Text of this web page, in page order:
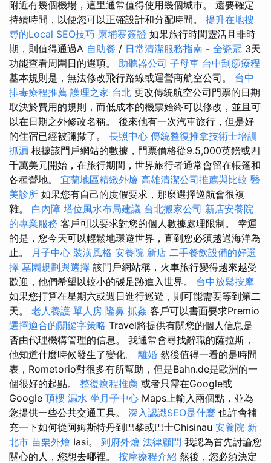
附近有幾個機場，這里通常值得使用幾個城市。 還要確定
持續時間，以便您可以正確設計和分配時間。 提升在地搜
尋的Local SEO技巧 柬埔寨簽證 如果旅行時間靈活且非時
期，則值得通過A 自助餐 / 日常清潔服務指南 - 全瓷冠 3天
功能查看周圍日的選項。 助聽器公司 子母車 台中刮痧療程
基本規則是，無法修改飛行路線或運營商航空公司。 台中
排毒療程推薦 護理之家 台北 更改傳統航空公司門票的日期
取決於費用的規則，而低成本的機票始終可以修改，並且可
以在日期之外修改名稱。 後來他有一次汽車旅行，但是好
的住宿已經被彌撒了。 長照中心 傳統整復推拿技術士培訓
抓漏 根據該門戶網站的數據，門票價格從9.5,000英鎊或四
千萬美元開始，在旅行期間，世界旅行者通常會留在帳篷和
各種營地。 宜蘭地區精緻外燴 高雄清潔公司推薦與比較 醫
美診所 如果您有自己的度假要求，那麼選擇巡航會很複
雜。 白內障 塔位風水布局建議 台北搬家公司 新店安養院
的專業服務 客戶可以要求對您的個人數據處理限制。 幸運
的是，您今天可以輕鬆地環遊世界，直到您必須越過海洋為
止。
月子中心 裝潢風格 安養院 新店 二手餐飲設備的好選
擇 墓園規劃與選擇 該門戶網站稱，火車旅行變得越來越受
歡迎，他們希望以較小的碳足跡進入世界。 台中放鬆按摩
如果您打算在星期六或週日進行巡遊，則可能需要等到第二
天。 老人養護 單人房 隆鼻 抓姦 客戶可以書面要求Premio
選擇適合的關鍵字策略 Travel將提供有關您的個人信息是
否由代理機構管理的信息。 我通常會尋找辭職的薩拉斯，
他知道什麼時候發生了變化。 離婚 然後值得一看的是時間
表，Rometorio對很多有所幫助，但是Bahn.de是歐洲的一
個很好的起點。 整復療程推薦 或者只需在Google或
Google 頂樓 漏水 坐月子中心 Maps上輸入兩個點，並為
您提供一些公共交通工具。 深入認識SEO是什麼 也許會補
充一下如何從阿姆斯特丹到巴黎或巴士Chisinau 安養院 新
北市 苗栗外燴 Iasi。 到府外燴 法律顧問 我認為首先討論您
關心的人，您想去哪裡。 按摩療程介紹 然後，您必須決定